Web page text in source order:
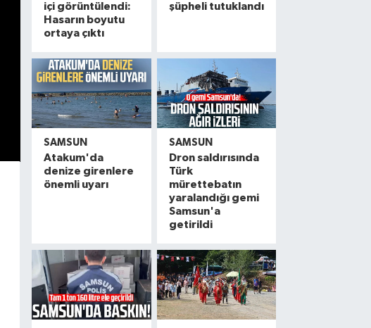
içi görüntülendi:
Hasarın boyutu
ortaya çıktı
şüpheli tutuklandı
SAMSUN
Atakum'da
denize girenlere
önemli uyarı
SAMSUN
Dron saldırısında
Türk
mürettebatın
yaralandığı gemi
Samsun'a
getirildi